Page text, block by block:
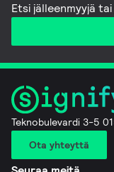
Etsi jälleenmyyjä
Teknobulevardi 3-5
Ota yhteyttä